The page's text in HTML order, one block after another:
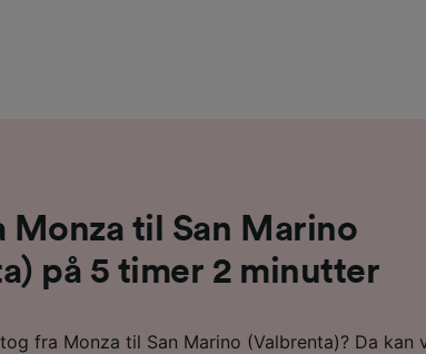
Monza til San Marino
på 5 timer 2 minutter
fra Monza til San Marino (Valbrenta)? Da kan